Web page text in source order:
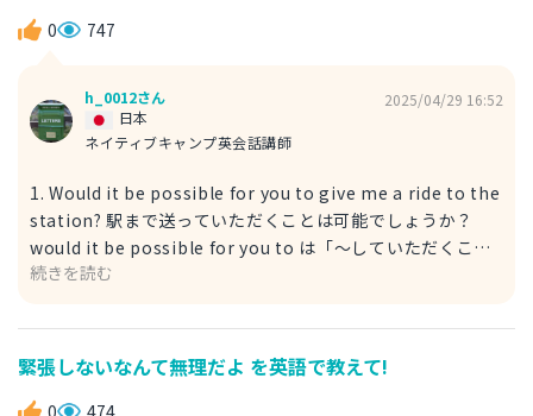
スです。 ・ladies and gentlemen: 皆様 ・you won't
in-a-lifetime investment chance. これは一生に一度の投
資のチャンスです。 二度とない貴重な機会であることを強
調 once-in-a-lifetime は「一生に一度の 」、investment
度と巡ってこないかもしれないほど貴重な機会であることを
強調します。 例文 Don't hesitate. This is a once-in-a-
lifetime investment chance to secure your financial
future. 躊躇しないでください。これはあなたの経済的な将
0 747
h_0012さん
ネイティブキャンプ英会話講師
日本
2025/04/29 16:52
1. Would it be possible for you to give me a ride to the
station? 駅まで送っていただくことは可能でしょうか？
would it be possible for you to は「～していただくこと
は可能でしょうか？ 」という非常に丁寧な依頼の表現で
「駅 」を指します。 例文 Excuse me, Mr./Ms. [担当者の名
前], would it be possible for you to give me a ride to
the station after our meeting? 失礼いたします、[担当者
の名前]様、お打ち合わせの後、駅まで送っていただくこと
続きを読む
緊張しないなんて無理だよ を英語で教えて!
0 474